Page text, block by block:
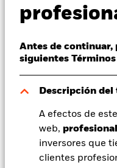
Antes de continuar,
siguientes
Descripción
A efectos de
web,
inversores que
clientes
Educación
Profesionales
España
Change location
BlackRock
iShares
NOK 119,62
Variación del valor liquidativo
NOK -1,23 (-